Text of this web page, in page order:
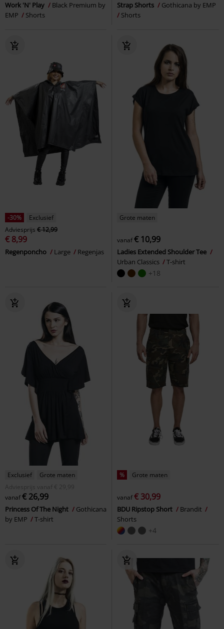
Work 'N' Play
Black Premium by
EMP
Shorts
Strap Shorts
Gothicana by EMP
Shorts
-30%
Exclusief
Adviesprijs € 12,99
€ 8,99
Regenponcho Large Regenjas
Grote maten
vanaf€ 10,99
Ladies Extended Shoulder Tee
Urban Classics
T-shirt
+18
Exclusief
Grote maten
Adviesprijs
vanaf € 29,99
vanaf€ 26,99
Princess Of The Night
Gothicana
by EMP
T-shirt
% Grote maten
vanaf€ 30,99
BDU Ripstop Short
Brandit
Shorts
+4